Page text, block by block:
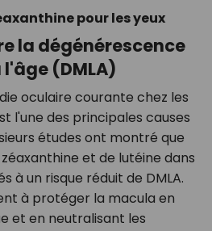
pour les yeux
la dégénérescence
(DMLA)
oculaire courante chez les
l'une des principales causes
études ont montré que
et de lutéine dans
à un risque réduit de DMLA.
à protéger la macula en
et en neutralisant les